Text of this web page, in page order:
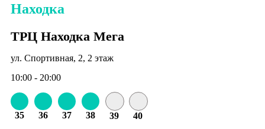
Находка
ТРЦ Находка Мега
ул. Спортивная, 2, 2 этаж
10:00 - 20:00
35 36 37 38 39 40